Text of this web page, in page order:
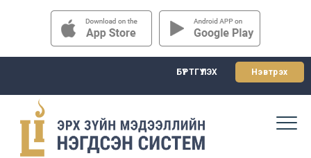
БҮРТГҮҮЛЭХ Нэвтрэх